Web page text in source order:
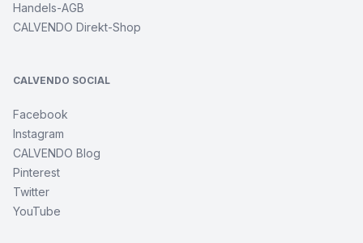
Handels-AGB
CALVENDO Direkt-Shop
CALVENDO SOCIAL
Facebook
Instagram
CALVENDO Blog
Pinterest
Twitter
YouTube